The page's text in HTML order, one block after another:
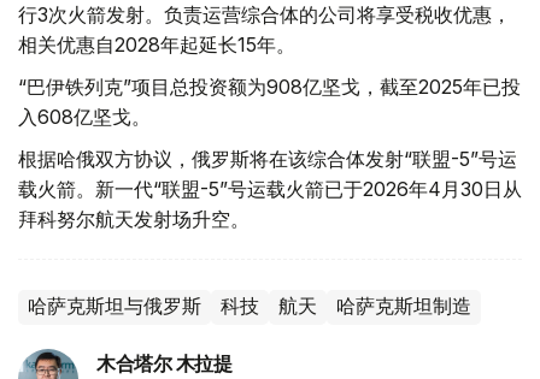
行3次火箭发射。负责运营综合体的公司将享受税收优惠，
相关优惠自2028年起延长15年。
“巴伊铁列克”项目总投资额为908亿坚戈，截至2025年已投
入608亿坚戈。
根据哈俄双方协议，俄罗斯将在该综合体发射“联盟-5”号运
载火箭。新一代“联盟-5”号运载火箭已于2026年4月30日从
拜科努尔航天发射场升空。
哈萨克斯坦与俄罗斯 科技 航天 哈萨克斯坦制造
木合塔尔 木拉提